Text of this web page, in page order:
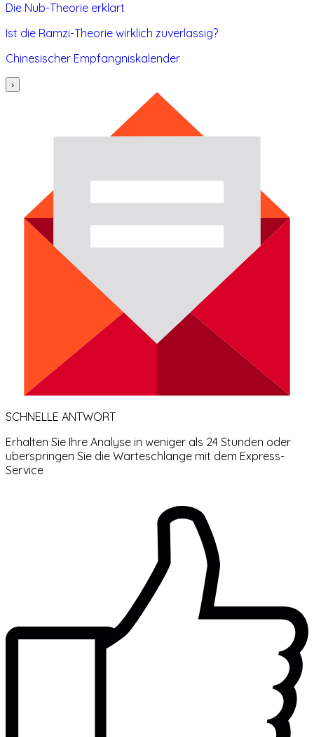
Die Nub-Theorie erklart
Ist die Ramzi-Theorie wirklich zuverlassig?
Chinesischer Empfangniskalender
›
SCHNELLE ANTWORT
Erhalten Sie Ihre Analyse in weniger als 24 Stunden oder
uberspringen Sie die Warteschlange mit dem Express-
Service